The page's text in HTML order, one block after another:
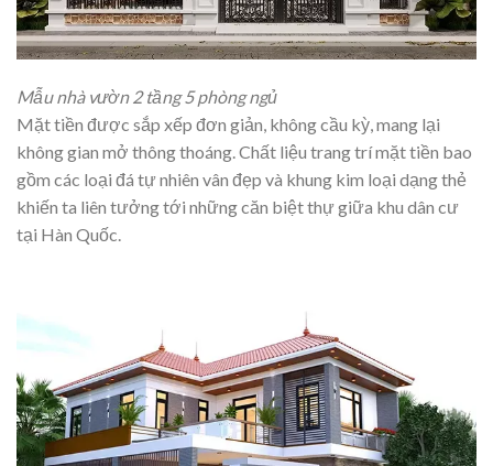
Mẫu nhà vườn 2 tầng 5 phòng ngủ
Mặt tiền được sắp xếp đơn giản, không cầu kỳ, mang lại
không gian mở thông thoáng. Chất liệu trang trí mặt tiền bao
gồm các loại đá tự nhiên vân đẹp và khung kim loại dạng thẻ
khiến ta liên tưởng tới những căn biệt thự giữa khu dân cư
tại Hàn Quốc.